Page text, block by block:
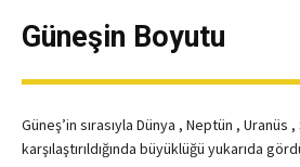
Güneşin Boyutu
Güneş’in sırasıyla Dünya , Neptün , Uranüs ,
karşılaştırıldığında büyüklüğü yukarıda